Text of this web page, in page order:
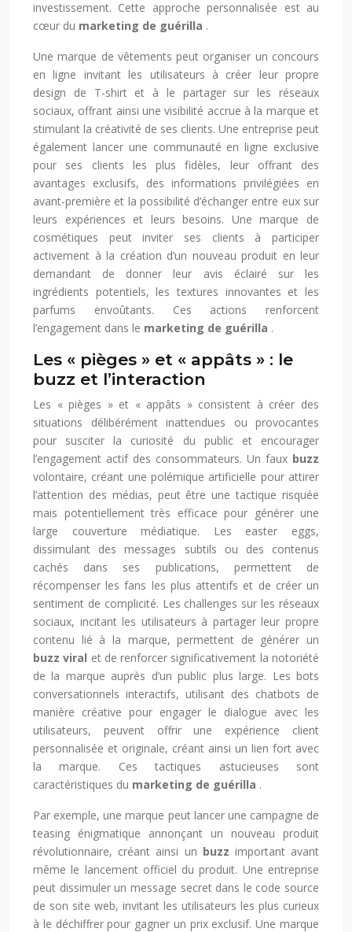
investissement. Cette approche personnalisée est au
cœur du marketing de guérilla .
Une marque de vêtements peut organiser un concours
en ligne invitant les utilisateurs à créer leur propre
design de T-shirt et à le partager sur les réseaux
sociaux, offrant ainsi une visibilité accrue à la marque et
stimulant la créativité de ses clients. Une entreprise peut
également lancer une communauté en ligne exclusive
pour ses clients les plus fidèles, leur offrant des
avantages exclusifs, des informations privilégiées en
avant-première et la possibilité d’échanger entre eux sur
leurs expériences et leurs besoins. Une marque de
cosmétiques peut inviter ses clients à participer
activement à la création d’un nouveau produit en leur
demandant de donner leur avis éclairé sur les
ingrédients potentiels, les textures innovantes et les
parfums envoûtants. Ces actions renforcent
l’engagement dans le marketing de guérilla .
Les « pièges » et « appâts » : le
buzz et l’interaction
Les « pièges » et « appâts » consistent à créer des
situations délibérément inattendues ou provocantes
pour susciter la curiosité du public et encourager
l’engagement actif des consommateurs. Un faux buzz
volontaire, créant une polémique artificielle pour attirer
l’attention des médias, peut être une tactique risquée
mais potentiellement très efficace pour générer une
large couverture médiatique. Les easter eggs,
dissimulant des messages subtils ou des contenus
cachés dans ses publications, permettent de
récompenser les fans les plus attentifs et de créer un
sentiment de complicité. Les challenges sur les réseaux
sociaux, incitant les utilisateurs à partager leur propre
contenu lié à la marque, permettent de générer un
buzz viral et de renforcer significativement la notoriété
de la marque auprès d’un public plus large. Les bots
conversationnels interactifs, utilisant des chatbots de
manière créative pour engager le dialogue avec les
utilisateurs, peuvent offrir une expérience client
personnalisée et originale, créant ainsi un lien fort avec
la marque. Ces tactiques astucieuses sont
caractéristiques du marketing de guérilla .
Par exemple, une marque peut lancer une campagne de
teasing énigmatique annonçant un nouveau produit
révolutionnaire, créant ainsi un buzz important avant
même le lancement officiel du produit. Une entreprise
peut dissimuler un message secret dans le code source
de son site web, invitant les utilisateurs les plus curieux
à le déchiffrer pour gagner un prix exclusif. Une marque